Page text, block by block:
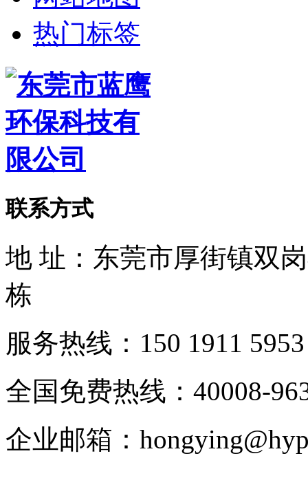
热门标签
联系方式
地 址：东莞市厚街镇双
栋
服务热线：150 1911 5953
全国免费热线：40008-
企业邮箱：